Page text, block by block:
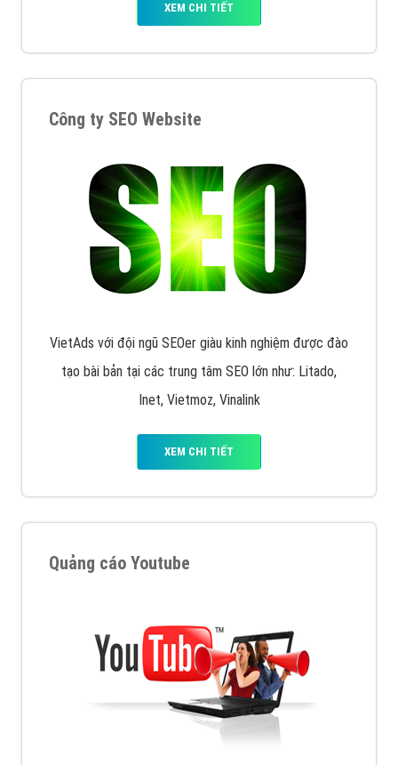
XEM CHI TIẾT
Công ty SEO Website
VietAds với đội ngũ SEOer giàu kinh nghiệm được đào
tạo bài bản tại các trung tâm SEO lớn như: Litado,
Inet, Vietmoz, Vinalink
XEM CHI TIẾT
Quảng cáo Youtube